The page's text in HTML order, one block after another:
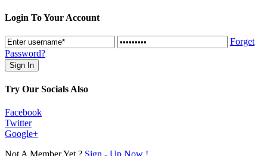
Login To Your Account
Forget
Password?
Try Our Socials Also
Facebook
Twitter
Google+